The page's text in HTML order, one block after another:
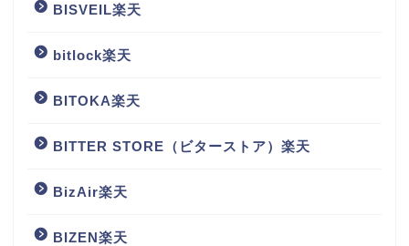
BISVEIL楽天
bitlock楽天
BITOKA楽天
BITTER STORE（ビターストア）楽天
BizAir楽天
BIZEN楽天